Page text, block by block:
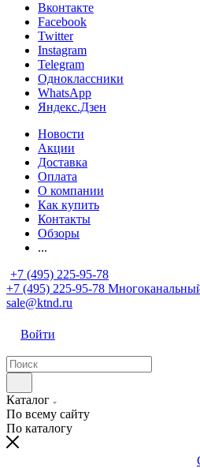
Вконтакте
Facebook
Twitter
Instagram
Telegram
Одноклассники
WhatsApp
Яндекс.Дзен
Новости
Акции
Доставка
Оплата
О компании
Как купить
Контакты
Обзоры
...
+7 (495) 225-95-78
+7 (495) 225-95-78
sale@ktnd.ru
Войти
Каталог
По всему сайту
По каталогу